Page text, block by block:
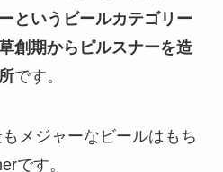
というビールカテゴリー
創期からピルスナーを造
です。
メジャーなビールはもち
です。